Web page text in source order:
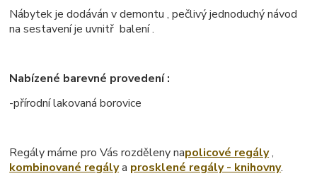
Nábytek je dodáván v demontu , pečlivý jednoduchý návod
na sestavení je uvnitř balení .
Nabízené barevné provedení :
-přírodní lakovaná borovice
Regály máme pro Vás rozděleny napolicové regály,
kombinované regálya prosklené regály - knihovny.